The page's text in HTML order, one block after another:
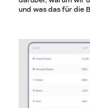
und was das für die